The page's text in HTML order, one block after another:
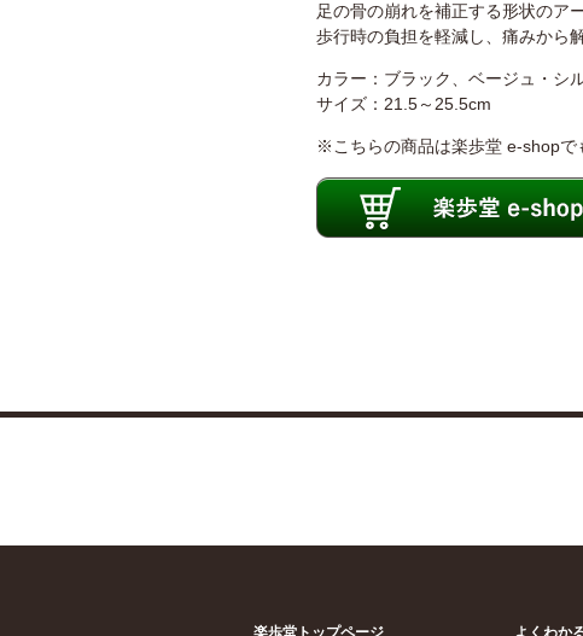
足の骨の崩れを補正する形状のア
歩行時の負担を軽減し、痛みから
カラー：ブラック、ベージュ・シ
サイズ：21.5～25.5cm
※こちらの商品は楽歩堂 e-shopで
楽歩堂トップページ よくわか